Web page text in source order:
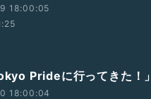
18:00:05
Prideに行ってきた！」
18:00:04